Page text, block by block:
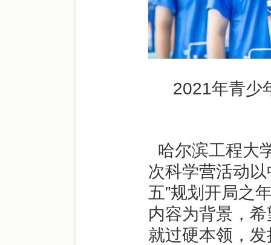
2021年青少
哈尔滨工程大
次科学营活动
五”规划开局之
内容为背景，
就过硬本领，